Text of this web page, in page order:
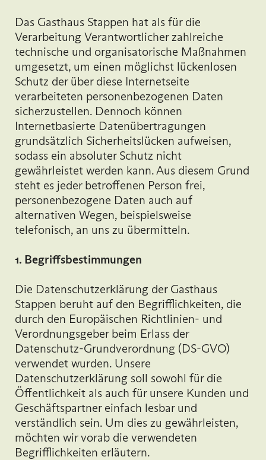
Das Gasthaus Stappen hat als für die
Verarbeitung Verantwortlicher zahlreiche
technische und organisatorische Maßnahmen
umgesetzt, um einen möglichst lückenlosen
Schutz der über diese Internetseite
verarbeiteten personenbezogenen Daten
sicherzustellen. Dennoch können
Internetbasierte Datenübertragungen
grundsätzlich Sicherheitslücken aufweisen,
sodass ein absoluter Schutz nicht
gewährleistet werden kann. Aus diesem Grund
steht es jeder betroffenen Person frei,
personenbezogene Daten auch auf
alternativen Wegen, beispielsweise
telefonisch, an uns zu übermitteln.
1. Begriffsbestimmungen
Die Datenschutzerklärung der Gasthaus
Stappen beruht auf den Begrifflichkeiten, die
durch den Europäischen Richtlinien- und
Verordnungsgeber beim Erlass der
Datenschutz-Grundverordnung (DS-GVO)
verwendet wurden. Unsere
Datenschutzerklärung soll sowohl für die
Öffentlichkeit als auch für unsere Kunden und
Geschäftspartner einfach lesbar und
verständlich sein. Um dies zu gewährleisten,
möchten wir vorab die verwendeten
Begrifflichkeiten erläutern.